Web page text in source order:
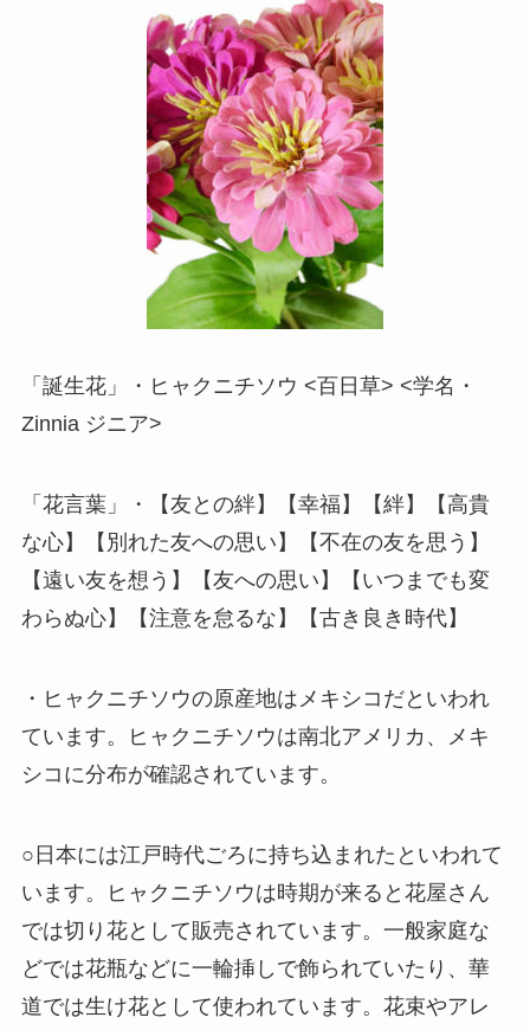
「誕生花」・ヒャクニチソウ <百日草> <学名・
Zinnia ジニア>
「花言葉」・【友との絆】【幸福】【絆】【高貴
な心】【別れた友への思い】【不在の友を思う】
【遠い友を想う】【友への思い】【いつまでも変
わらぬ心】【注意を怠るな】【古き良き時代】
・ヒャクニチソウの原産地はメキシコだといわれ
ています。ヒャクニチソウは南北アメリカ、メキ
シコに分布が確認されています。
○日本には江戸時代ごろに持ち込まれたといわれて
います。ヒャクニチソウは時期が来ると花屋さん
では切り花として販売されています。一般家庭な
どでは花瓶などに一輪挿しで飾られていたり、華
道では生け花として使われています。花束やアレ